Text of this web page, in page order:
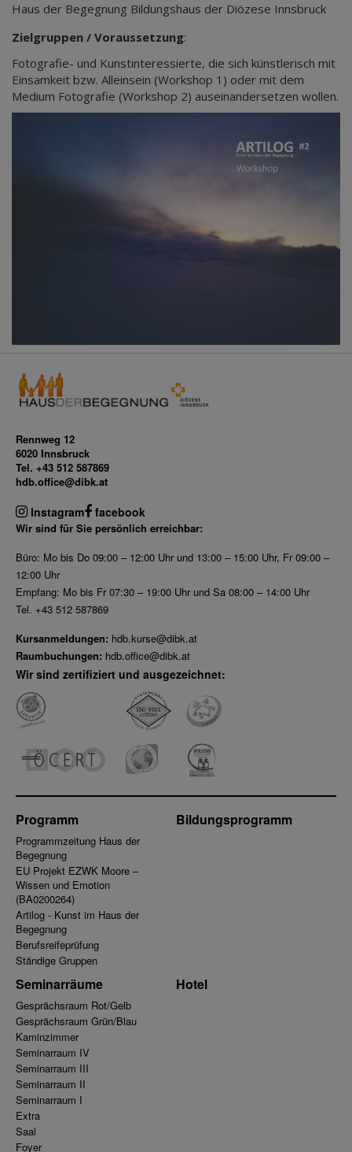
Haus der Begegnung Bildungshaus der Diözese Innsbruck
Zielgruppen / Voraussetzung:
Fotografie- und Kunstinteressierte, die sich künstlerisch mit
Einsamkeit bzw. Alleinsein (Workshop 1) oder mit dem
Medium Fotografie (Workshop 2) auseinandersetzen wollen.
Rennweg 12
6020 Innsbruck
Tel. +43 512 587869
hdb.office@dibk.at
Instagram facebook
Wir sind für Sie persönlich erreichbar:
Büro: Mo bis Do 09:00 – 12:00 Uhr und 13:00 – 15:00 Uhr, Fr 09:00 –
12:00 Uhr
Empfang: Mo bis Fr 07:30 – 19:00 Uhr und Sa 08:00 – 14:00 Uhr
Tel. +43 512 587869
Kursanmeldungen: hdb.kurse@dibk.at
Raumbuchungen: hdb.office@dibk.at
Wir sind zertifiziert und ausgezeichnet:
Programm
Programmzeitung Haus der
Begegnung
EU Projekt EZWK Moore –
Wissen und Emotion
(BA0200264)
Artilog - Kunst im Haus der
Begegnung
Berufsreifeprüfung
Ständige Gruppen
Bildungsprogramm
Seminarräume
Gesprächsraum Rot/Gelb
Gesprächsraum Grün/Blau
Kaminzimmer
Seminarraum IV
Seminarraum III
Seminarraum II
Seminarraum I
Extra
Saal
Foyer
Hotel